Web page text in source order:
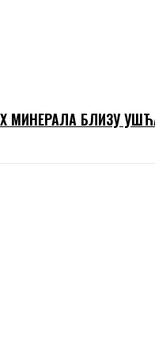
МИНЕРАЛА БЛИЗУ